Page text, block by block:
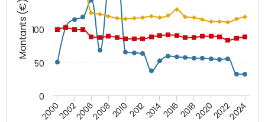
Montants (€)
200020022006200820102012201420162018202020222024
0
50
100